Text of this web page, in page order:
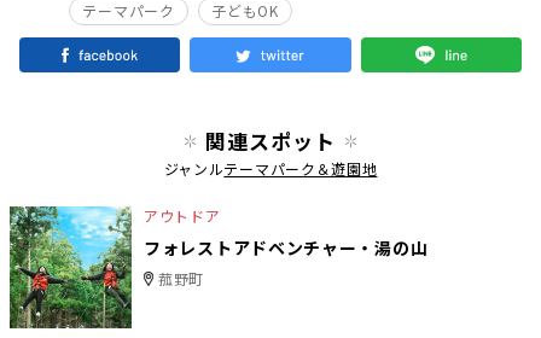
テーマパーク
子どもOK
関連スポット
ジャンルテーマパーク＆遊園地
アウトドア
フォレストアドベンチャー・湯の山
菰野町